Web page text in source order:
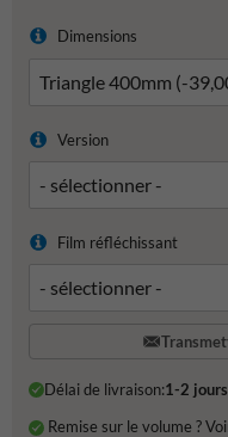
Dimensions
Version
Film réfléchissant
Délai de livraison:1-2
Remise sur le volume ?